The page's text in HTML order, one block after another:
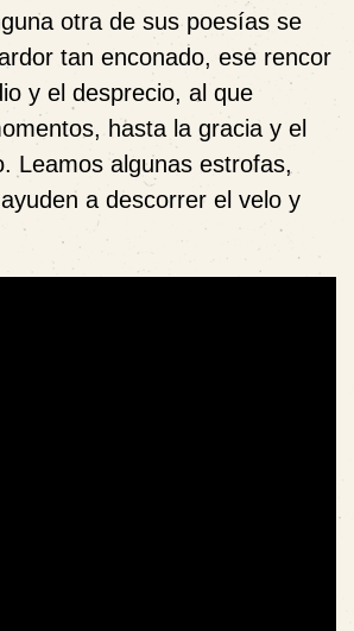
otra de sus poesías se
tan enconado, ese rencor
y el desprecio, al que
hasta la gracia y el
Leamos algunas estrofas,
a descorrer el velo y